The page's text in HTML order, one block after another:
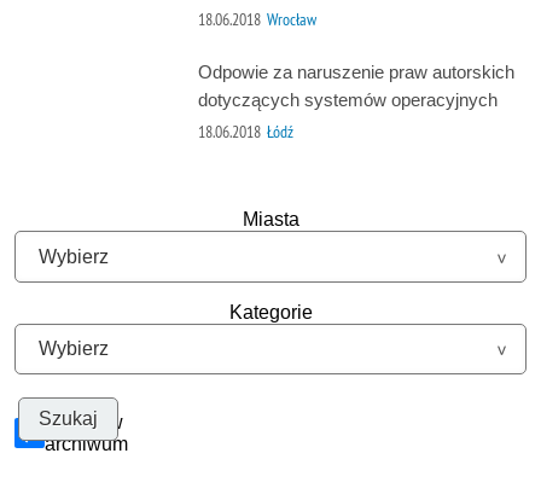
18.06.2018 Wrocław
Odpowie za naruszenie praw autorskich
dotyczących systemów operacyjnych
18.06.2018 Łódź
Miasta
Kategorie
Szukaj w
archiwum